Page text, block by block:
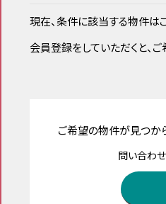
現在、条件に該当する物件は
会員登録をしていただくと、
ご希望の物件が見つか
問い合わ